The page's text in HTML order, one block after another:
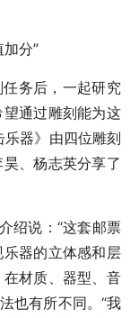
分”
务后，一起研究
通过雕刻能为这
器》由四位雕刻
、杨志英分享了
绍说：“这套邮票
器的立体感和层
材质、器型、音
也有所不同。“我